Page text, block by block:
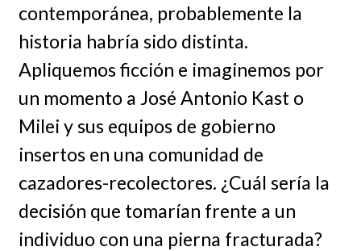
contemporánea, probablemente la
historia habría sido distinta.
Apliquemos ficción e imaginemos por
un momento a José Antonio Kast o
Milei y sus equipos de gobierno
insertos en una comunidad de
cazadores-recolectores. ¿Cuál sería la
decisión que tomarían frente a un
individuo con una pierna fracturada?